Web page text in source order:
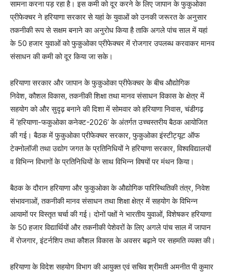
सामना करना पड़ रहा है। इस कमी को दूर करने के लिए जापान के फुकुओका
प्रीफेक्चर ने हरियाणा सरकार से यहां के युवाओं को उनकी जरूरत के अनुसार
तकनीकी रूप से सक्षम बनाने का अनुरोध किया है ताकि अगले पांच साल में यहां
के 50 हजार युवाओं को फुकुओका प्रीफेक्चर में रोजगार उपलब्ध करवाकर मानव
संसाधन की कमी को दूर किया जा सके।
हरियाणा सरकार और जापान के फुकुओका प्रीफेक्चर के बीच औद्योगिक
निवेश, कौशल विकास, तकनीकी शिक्षा तथा मानव संसाधन विकास के क्षेत्र में
सहयोग को और सुदृढ़ बनाने की दिशा में सोमवार को हरियाणा निवास, चंडीगढ़
में ‘हरियाणा-फकुओका कनेक्ट-2026’ के अंतर्गत उच्चस्तरीय बैठक आयोजित
की गई। बैठक में फुकुओका प्रीफेक्चर सरकार, फुकुओका इंस्टीट्यूट ऑफ
टेक्नोलॉजी तथा उद्योग जगत के प्रतिनिधियों ने हरियाणा सरकार, विश्वविद्यालयों
व विभिन्न विभागों के प्रतिनिधियों के साथ विभिन्न विषयों पर मंथन किया।
बैठक के दौरान हरियाणा और फुकुओका के औद्योगिक पारिस्थितिकी तंत्र, निवेश
संभावनाओं, तकनीकी मानव संसाधन तथा शिक्षा क्षेत्र में सहयोग के विभिन्न
आयामों पर विस्तृत चर्चा की गई। दोनों पक्षों ने भारतीय युवाओं, विशेषकर हरियाणा
के 50 हजार विद्यार्थियों और तकनीकी पेशेवरों के लिए अगले पांच साल में जापान
में रोजगार, इंटर्नशिप तथा कौशल विकास के अवसर बढ़ाने पर सहमति व्यक्त की।
हरियाणा के विदेश सहयोग विभाग की आयुक्त एवं सचिव श्रीमती अमनीत पी कुमार